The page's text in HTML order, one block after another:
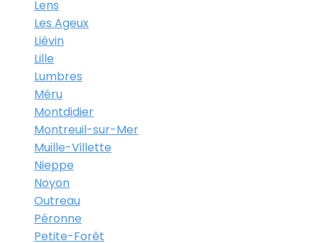
Lens
Les Ageux
Liévin
Lille
Lumbres
Méru
Montdidier
Montreuil-sur-Mer
Muille-Villette
Nieppe
Noyon
Outreau
Péronne
Petite-Forêt